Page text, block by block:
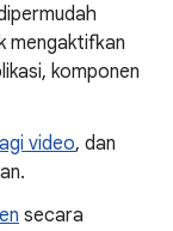
mengaktifkan
komponen
video, dan
secara